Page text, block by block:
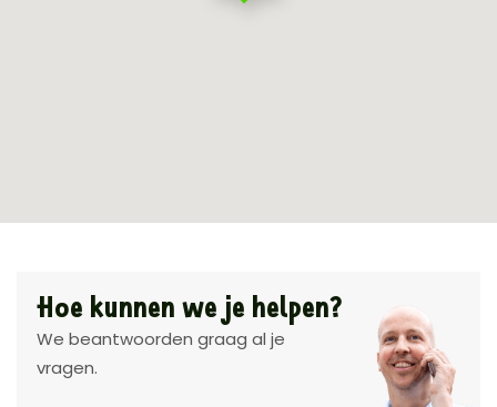
Hoe kunnen we je helpen?
We beantwoorden graag al je
vragen.